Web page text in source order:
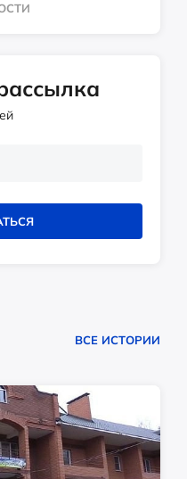
ВСЕ ИСТОРИИ